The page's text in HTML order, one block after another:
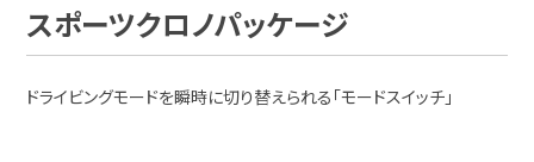
スポーツクロノパッケージ
ドライビングモードを瞬時に切り替えられる「モードスイッチ」